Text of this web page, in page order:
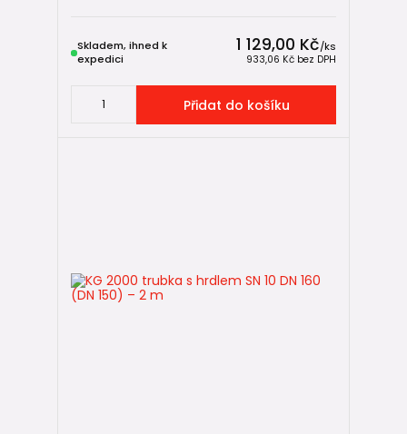
1 129,00 Kč/ks
933,06 Kč bez DPH
Skladem, ihned k
expedici
Přidat do košíku